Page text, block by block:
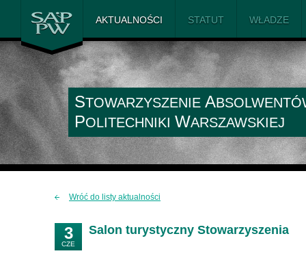
SAiP PW
AKTUALNOŚCI STATUT WŁADZE
STOWARZYSZENIE A
POLITECHNIKI WARSZAWSKIEJ
Wróć do listy aktualności
3
CZE
Salon turystyczny Stowarzyszenia